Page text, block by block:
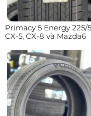
Primacy 5 Energy 225/
CX-5, CX-8 và Mazda6